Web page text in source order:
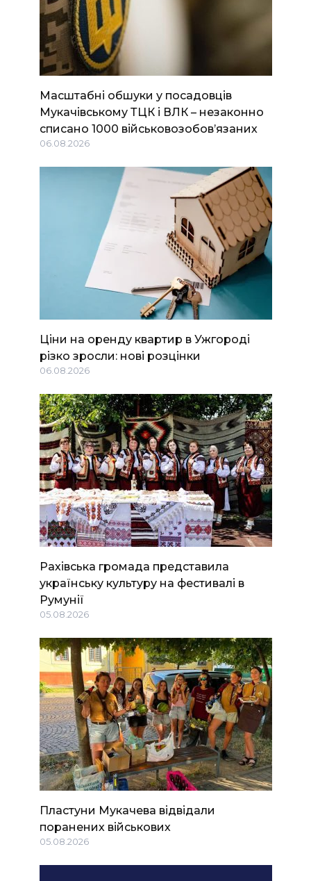
Масштабні обшуки у посадовців
Мукачівському ТЦК і ВЛК – незаконно
списано 1000 військовозобов’язаних
06.08.2026
Ціни на оренду квартир в Ужгороді
різко зросли: нові розцінки
06.08.2026
Рахівська громада представила
українську культуру на фестивалі в
Румунії
05.08.2026
Пластуни Мукачева відвідали
поранених військових
05.08.2026